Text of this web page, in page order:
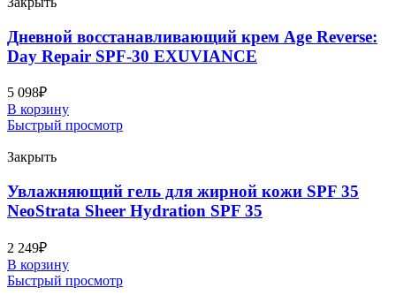
Дневной восстанавливающий крем Age Reverse:
Day Repair SPF-30 EXUVIANCE
5 098₽
В корзину
Быстрый просмотр
Закрыть
Увлажняющий гель для жирной кожи SPF 35
NeoStrata Sheer Hydration SPF 35
2 249₽
В корзину
Быстрый просмотр